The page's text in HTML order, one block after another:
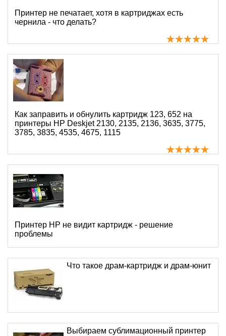
Принтер не печатает, хотя в картриджах есть
чернила - что делать?
Как заправить и обнулить картридж 123, 652 на
принтеры HP Deskjet 2130, 2135, 2136, 3635, 3775,
3785, 3835, 4535, 4675, 1115
Принтер HP не видит картридж - решение
проблемы
Что такое драм-картридж и драм-юнит
Выбираем сублимационный принтер